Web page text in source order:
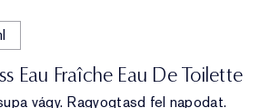
Eau Fraîche Eau De Toilette
vágy. Ragyogtasd fel napodat.